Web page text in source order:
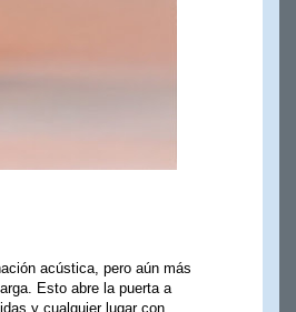
acústica, pero aún más
Esto abre la puerta a
y cualquier lugar con